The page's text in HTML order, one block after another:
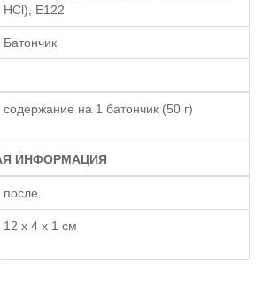
HCl), E122
Батончик
содержание на 1 батончик (50 г)
ИНФОРМАЦИЯ
после
12 x 4 x 1 см